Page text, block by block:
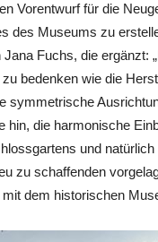
Vorentwurf für die
des Museums zu
Fuchs, die ergänzt:
bedenken wie die
symmetrische
hin, die harmonische
und
zu schaffenden
dem historischen